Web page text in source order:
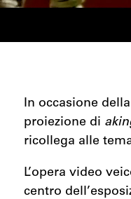
In occasione
proiezione di
ricollega alle
L’opera video
centro